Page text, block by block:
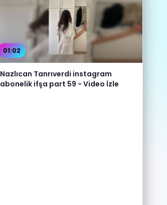
01:02
Nazlıcan Tanrıverdi instagram
abonelik ifşa part 59 - Video İzle